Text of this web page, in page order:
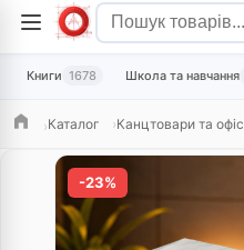
Книги 1678 Школа та навчання
ГоловнаКаталог Канцтовари та офіс
-23%